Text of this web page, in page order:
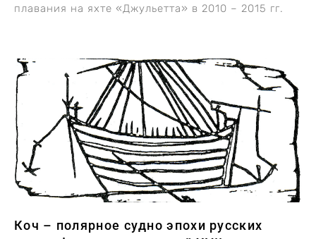
плавания на яхте «Джульетта» в 2010 – 2015 гг.
Коч – полярное судно эпохи русских